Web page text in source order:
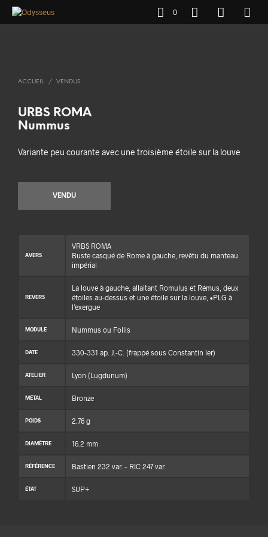
0
ACCUEIL / VENDUS
URBS ROMA
Nummus
Variante peu courante avec une troisième étoile sur la louve
VENDU
AVERS
VRBS ROMA
Buste casqué de Rome à gauche, revêtu du manteau
impérial
REVERS
La louve à gauche, allaitant Romulus et Rémus, deux
étoiles au-dessus et une étoile sur la louve, •PLG à
l’exergue
MODULE Nummus ou Follis
DATE 330-331 ap. J.-C. (frappé sous Constantin Ier)
ATELIER Lyon (Lugdunum)
MÉTAL Bronze
POIDS 2.76 g
DIAMÈTRE 16.2 mm
RÉFÉRENCE Bastien 232 var. – RIC 247 var.
ÉTAT SUP+